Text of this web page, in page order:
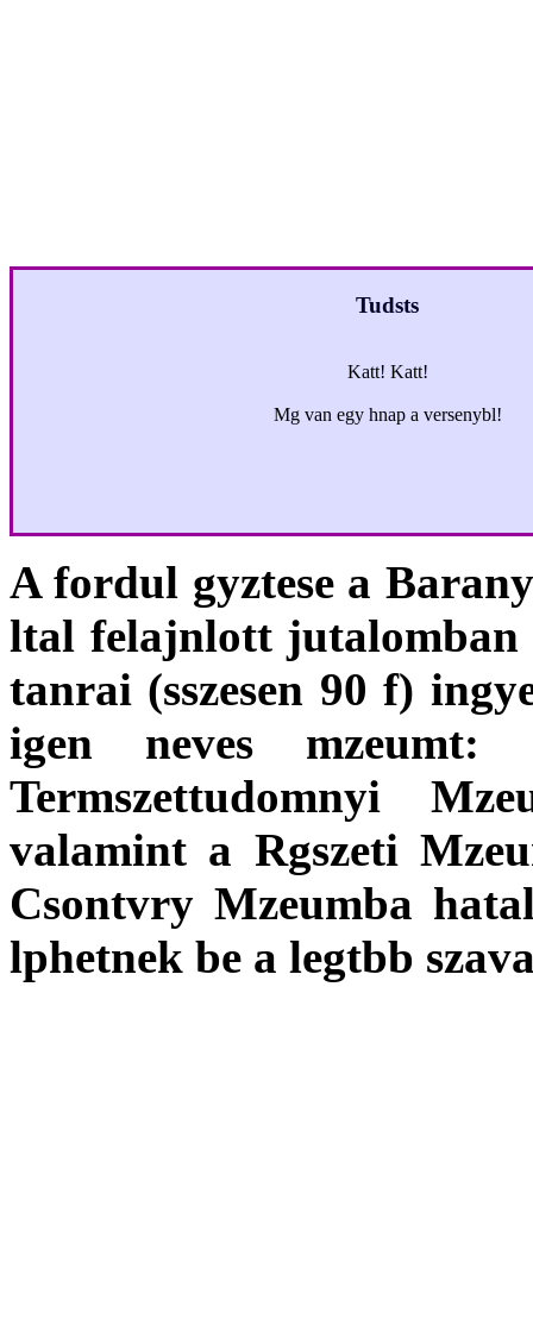
Tudsts
Katt! Katt!
Mg van egy hnap a versenybl!
A fordul gyztese a
ltal felajnlott jutalomban
tanrai (sszesen 90 f)
igen neves
Termszettudomnyi
valamint a Rgszeti
Csontvry Mzeumba
lphetnek be a legtbb